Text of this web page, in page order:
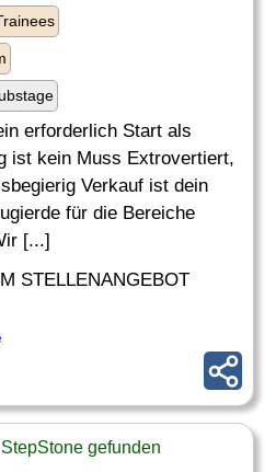
erforderlich Start als
ist kein Muss Extrovertiert,
Verkauf ist dein
für die Bereiche
[...]
STELLENANGEBOT
gefunden